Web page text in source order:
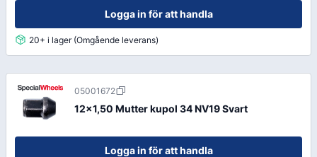
Logga in för att handla
20+ i lager (Omgående leverans)
05001672
12x1,50 Mutter kupol 34 NV19 Svart
Logga in för att handla